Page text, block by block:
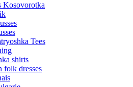
Kosovorotka
Tees
shirts
folk dresses